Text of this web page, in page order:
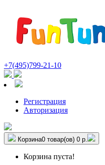
+7(495)799-21-10
Регистрация
Авторизация
Корзина0 товар(ов) 0 р.
Корзина пуста!